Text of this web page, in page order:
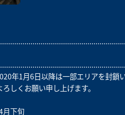
年1月6日以降は一部エリアを封鎖い
しくお願い申し上げます。‌
月下旬‌